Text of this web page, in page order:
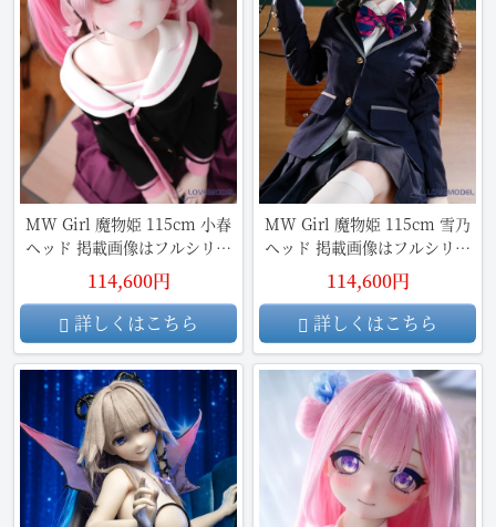
MW Girl 魔物姫 115cm 小春
ヘッド 掲載画像はフルシリコ
ン製
114,600円
詳しくはこちら
MW Girl 魔物姫 115cm 雪乃
ヘッド 掲載画像はフルシリコ
ン製
114,600円
詳しくはこちら